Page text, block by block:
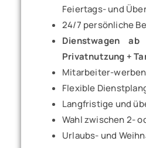
Feiertags- und
24/7 persönliche
Dienstwagen
Privatnutzung +
Mitarbeiter-
Flexible
Langfristige und
Wahl zwischen 2-
Urlaubs- und